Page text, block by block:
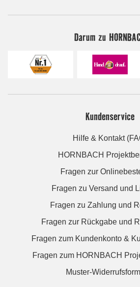
Darum zu
Kundenservice
Hilfe & Kontakt
HORNBACH
Fragen zur
Fragen zu Versand und
Fragen zu Zahlung und
Fragen zur Rückgabe und
Fragen zum Kundenkonto &
Fragen zum HORNBACH
Muster-